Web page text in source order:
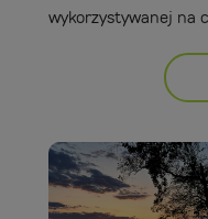
wykorzystywanej na